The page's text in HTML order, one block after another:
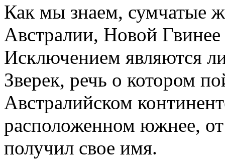
Как мы знаем, сумчатые
Австралии, Новой
Исключением являются
Зверек, речь о котором
Австралийском
расположенном южнее,
получил свое имя.